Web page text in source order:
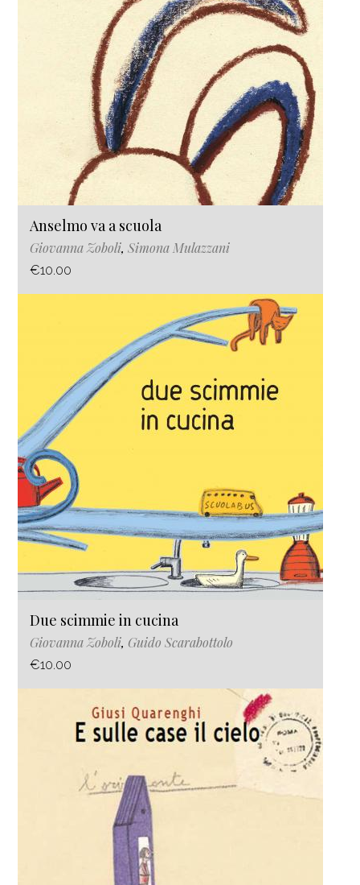
Anselmo va a scuola
Giovanna Zoboli, Simona Mulazzani
€10.00
Due scimmie in cucina
Giovanna Zoboli, Guido Scarabottolo
€10.00